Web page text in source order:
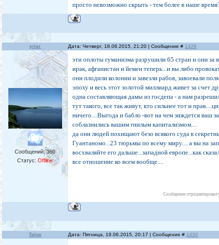
просто невозможно скрыть - тем более в наше
yriar Дата: Четверг, 18.06.2015, 21:20 | Сообщение # 1429
Сообщений:360
Статус:Offline
эти оплоты гуманизма разрушили 65 стран и они за
ирак, афганистан и йемен теперь...и вы либо
они плодили колонии и завезли рабов, завоевали
эпоху и весь этот золотой миллиард живет за счет
одна составляющая дамы из госдепа - а нам
тут такого, все так живут, кто сильнее тот и
ничего....Выгода и бабло -вот на чем зиждется ваш
соблазнились вашим гнилым капитализмом....
да они людей похищают безо всякого суда в
Гуантаномо...23 тюрьмы по всему миру.... а вы на
восхваляйте его дальше...западной европе...как
все отношение ко всем вообще....
Сообщение отредактировал
Talos Дата: Пятница, 19.06.2015, 20:17 | Сообщение # 1430